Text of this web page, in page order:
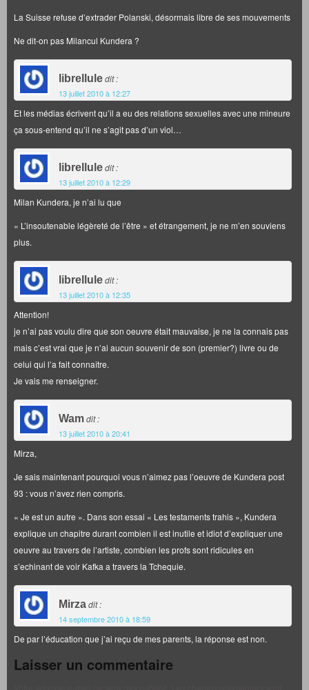
La Suisse refuse d’extrader Polanski, désormais libre de ses mouvements
Ne dit-on pas Milancul Kundera ?
librelluledit :
13 juillet 2010 à 12:27
Et les médias écrivent qu’il a eu des relations sexuelles avec une mineure
ça sous-entend qu’il ne s’agit pas d’un viol…
librelluledit :
13 juillet 2010 à 12:29
Milan Kundera, je n’ai lu que
« L’insoutenable légèreté de l’être » et étrangement, je ne m’en souviens
plus.
librelluledit :
13 juillet 2010 à 12:35
Attention!
je n’ai pas voulu dire que son oeuvre était mauvaise, je ne la connais pas
mais c’est vrai que je n’ai aucun souvenir de son (premier?) livre ou de
celui qui l’a fait connaître.
Je vais me renseigner.
Wamdit :
13 juillet 2010 à 20:41
Mirza,
Je sais maintenant pourquoi vous n’aimez pas l’oeuvre de Kundera post
93 : vous n’avez rien compris.
« Je est un autre ». Dans son essai « Les testaments trahis », Kundera
explique un chapitre durant combien il est inutile et idiot d’expliquer une
oeuvre au travers de l’artiste, combien les profs sont ridicules en
s’echinant de voir Kafka a travers la Tchequie.
Mirzadit :
14 septembre 2010 à 18:59
De par l’éducation que j’ai reçu de mes parents, la réponse est non.
Laisser un commentaire